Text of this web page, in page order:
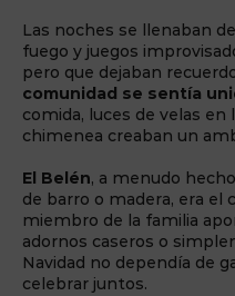
Las noches se llenaban
fuego y juegos
pero que dejaban
comunidad se sentía
comida, luces de velas en
chimenea creaban un
El Belén, a menudo
de barro o madera, era el
miembro de la familia
adornos caseros o
Navidad no dependía de
celebrar juntos.